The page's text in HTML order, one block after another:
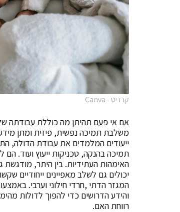
קרדיט - Canva
אם אי פעם תהיתן מה כוללת עבודתה
משלבת תמיכה נפשית, פיזית ומתן
ייעודים המלמדים את עבודת הדולה,
תמיכה בהנקה, טכניקות ייעוץ ועוד. הם
האימהות העתידיות. בין היתר,
יכולים גם לשלב מאפיינים ייחודיים
המגזר הדתי ,חרדי חילוני וערבי.
והידע הדרושים כדי להפוך לדולות
רווחת האם.